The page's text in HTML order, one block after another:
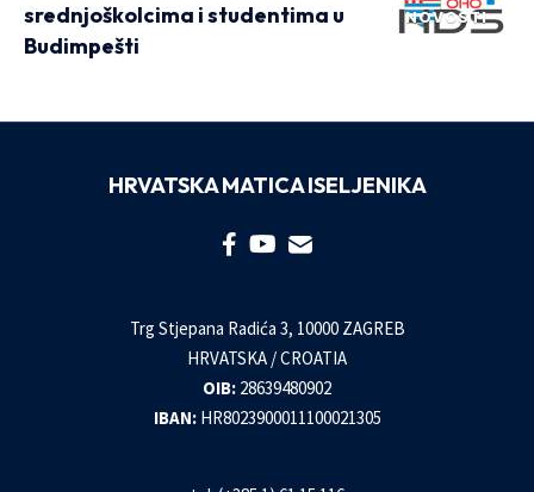
NOVOSTI
srednjoškolcima i studentima u
Budimpešti
HRVATSKA MATICA ISELJENIKA
Trg Stjepana Radića 3, 10000 ZAGREB
HRVATSKA / CROATIA
OIB: 28639480902
IBAN: HR8023900011100021305